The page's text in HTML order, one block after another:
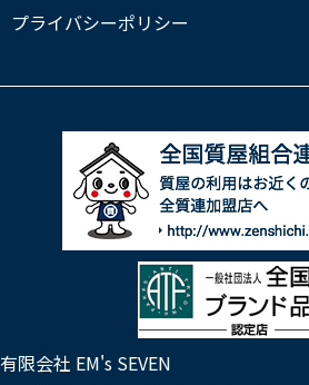
プライバシーポリシー
有限会社 EM's SEVEN